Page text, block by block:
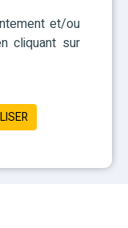
et/ou
cliquant sur